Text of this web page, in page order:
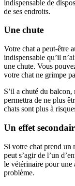
indispensable de
de ses endroits.
Une chute
Votre chat a peut-être
indispensable qu’il
une chute. Vous
votre chat ne grimpe
S’il a chuté du
permettra de ne plus
chats sont plus à
Un effet
Si votre chat prend un
peut s’agir de l’un
le vétérinaire pour une
problème.